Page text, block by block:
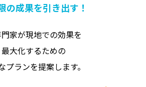
の成果を引き出す！
家が現地での効果を
最大化するための
プランを提案します。